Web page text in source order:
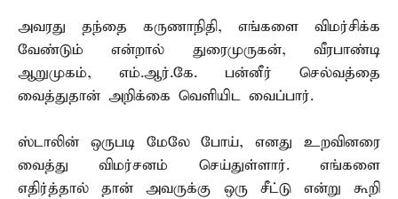
அவரது தந்தை கருணாநிதி, எங்களை விமர்சிக்க
வேண்டும் என்றால் துரைமுருகன், வீரபாண்டி
ஆறுமுகம், எம்.ஆர்.கே. பன்னீர் செல்வத்தை
வைத்துதான் அறிக்கை வெளியிட வைப்பார்.
ஸ்டாலின் ஒருபடி மேலே போய், எனது உறவினரை
வைத்து விமர்சனம் செய்துள்ளார். எங்களை
எதிர்த்தால் தான் அவருக்கு ஒரு சீட்டு என்று கூறி